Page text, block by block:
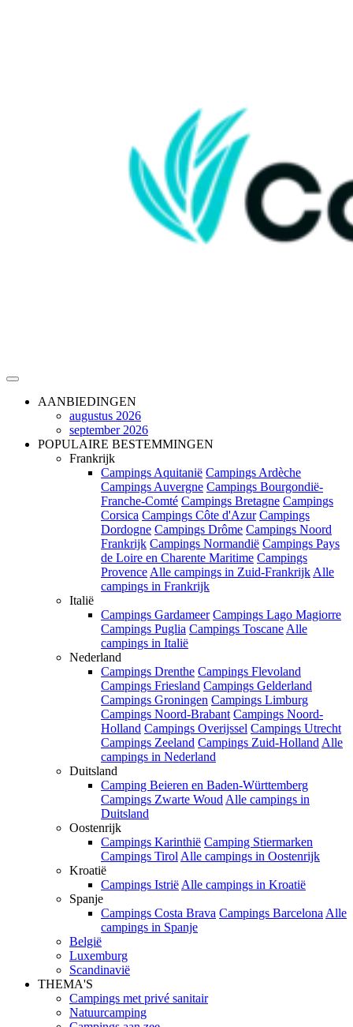
AANBIEDINGEN
augustus 2026
september 2026
POPULAIRE BESTEMMINGEN
Frankrijk
Campings Aquitanië Campings Ardèche
Campings Auvergne Campings Bourgondië-
Franche-Comté Campings Bretagne Campings
Corsica Campings Côte d'Azur Campings
Dordogne Campings Drôme Campings Noord
Frankrijk Campings Normandië Campings Pays
de Loire en Charente Maritime Campings
Provence Alle campings in Zuid-Frankrijk Alle
campings in Frankrijk
Italië
Campings Gardameer Campings Lago Magiorre
Campings Puglia Campings Toscane Alle
campings in Italië
Nederland
Campings Drenthe Campings Flevoland
Campings Friesland Campings Gelderland
Campings Groningen Campings Limburg
Campings Noord-Brabant Campings Noord-
Holland Campings Overijssel Campings Utrecht
Campings Zeeland Campings Zuid-Holland Alle
campings in Nederland
Duitsland
Camping Beieren en Baden-Württemberg
Campings Zwarte Woud Alle campings in
Duitsland
Oostenrijk
Campings Karinthië Camping Stiermarken
Campings Tirol Alle campings in Oostenrijk
Kroatië
Campings Istrië Alle campings in Kroatië
Spanje
Campings Costa Brava Campings Barcelona Alle
campings in Spanje
België
Luxemburg
Scandinavië
THEMA'S
Campings met privé sanitair
Natuurcamping